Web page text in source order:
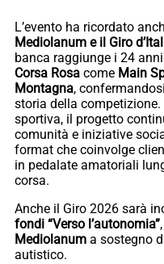
L’evento ha ricordato
Mediolanum e il Giro
banca raggiunge i 24
Corsa Rosa come Main
Montagna,
storia della
sportiva, il progetto
comunità e iniziative
format che coinvolge
in pedalate amatoriali
corsa.
Anche il Giro 2026 sarà
fondi “Verso l’autonomia”
Mediolanum a sostegno
autistico.